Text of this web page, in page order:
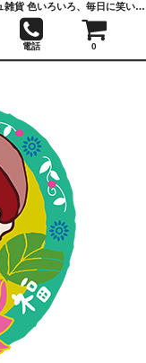
ベトナム雑貨 笑福Lotus | 蓮・刺繍・カラフル＆キッチュ雑貨 色いろいろ、毎日に笑いと福を
電話 0